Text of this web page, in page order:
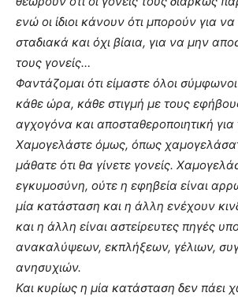
ενώ οι ίδιοι κάνουν ότι μπορούν για
σταδιακά και όχι βίαια, για να μην
τους γονείς…
Φαντάζομαι ότι είμαστε όλοι
κάθε ώρα, κάθε στιγμή με τους
αγχογόνα και αποσταθεροποιητική για
Χαμογελάστε όμως, όπως
μάθατε ότι θα γίνετε γονείς.
εγκυμοσύνη, ούτε η εφηβεία είναι
μία κατάσταση και η άλλη ενέχουν
και η άλλη είναι αστείρευτες πηγές
ανακαλύψεων, εκπλήξεων, γέλιων,
ανησυχιών.
Και κυρίως η μία κατάσταση δεν πάει